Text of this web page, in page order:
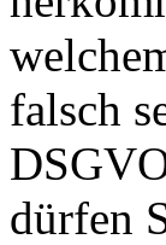
falsch
dürfen